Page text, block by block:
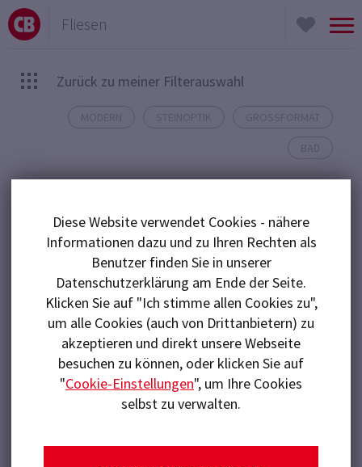
Fliesen
Zurück zu meiner Filterauswahl
Keope Ubik XXL: Schieferoptik im großen Format
Die Serie Ubik interpretiertSchieferneu: mit feinen
Rissen, tiefen Texturen und einem dezenten Glanz,
der annatürlich verwitterten Steinerinnert.
120x120 cm Format bringt die tiefe, fast
metallisch schimmernde Schieferoptik besonders
und Antracite macht die Fliesenvielseitig
Diese Website verwendet Cookies - nähere
Informationen dazu und zu Ihren Rechten als
Benutzer finden Sie in unserer
Datenschutzerklärung am Ende der Seite.
Klicken Sie auf "Ich stimme allen Cookies zu",
um alle Cookies (auch von Drittanbietern) zu
akzeptieren und direkt unsere Webseite
besuchen zu können, oder klicken Sie auf
"Cookie-Einstellungen", um Ihre Cookies
selbst zu verwalten.